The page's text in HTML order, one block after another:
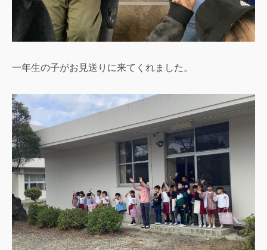
一年生の子がお見送りに来てくれました。